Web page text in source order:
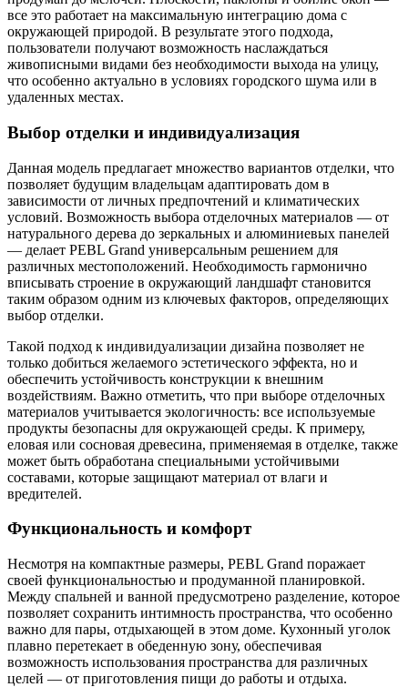
все это работает на максимальную интеграцию дома с
окружающей природой. В результате этого подхода,
пользователи получают возможность наслаждаться
живописными видами без необходимости выхода на улицу,
что особенно актуально в условиях городского шума или в
удаленных местах.
Выбор отделки и индивидуализация
Данная модель предлагает множество вариантов отделки, что
позволяет будущим владельцам адаптировать дом в
зависимости от личных предпочтений и климатических
условий. Возможность выбора отделочных материалов — от
натурального дерева до зеркальных и алюминиевых панелей
— делает PEBL Grand универсальным решением для
различных местоположений. Необходимость гармонично
вписывать строение в окружающий ландшафт становится
таким образом одним из ключевых факторов, определяющих
выбор отделки.
Такой подход к индивидуализации дизайна позволяет не
только добиться желаемого эстетического эффекта, но и
обеспечить устойчивость конструкции к внешним
воздействиям. Важно отметить, что при выборе отделочных
материалов учитывается экологичность: все используемые
продукты безопасны для окружающей среды. К примеру,
еловая или сосновая древесина, применяемая в отделке, также
может быть обработана специальными устойчивыми
составами, которые защищают материал от влаги и
вредителей.
Функциональность и комфорт
Несмотря на компактные размеры, PEBL Grand поражает
своей функциональностью и продуманной планировкой.
Между спальней и ванной предусмотрено разделение, которое
позволяет сохранить интимность пространства, что особенно
важно для пары, отдыхающей в этом доме. Кухонный уголок
плавно перетекает в обеденную зону, обеспечивая
возможность использования пространства для различных
целей — от приготовления пищи до работы и отдыха.